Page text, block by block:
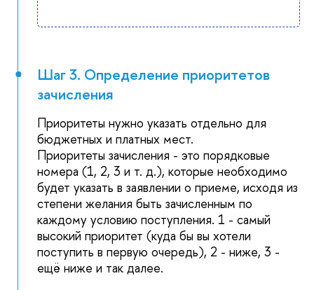
Шаг 3. Определение приоритетов
зачисления
Приоритеты нужно указать отдельно для
бюджетных и платных мест.
Приоритеты зачисления - это порядковые
номера (1, 2, 3 и т. д.), которые необходимо
будет указать в заявлении о приеме, исходя из
степени желания быть зачисленным по
каждому условию поступления. 1 - самый
высокий приоритет (куда бы вы хотели
поступить в первую очередь), 2 - ниже, 3 -
ещё ниже и так далее.